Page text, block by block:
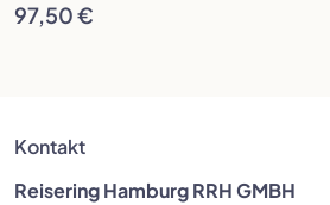
97,50 €
Kontakt
Reisering Hamburg RRH GMBH